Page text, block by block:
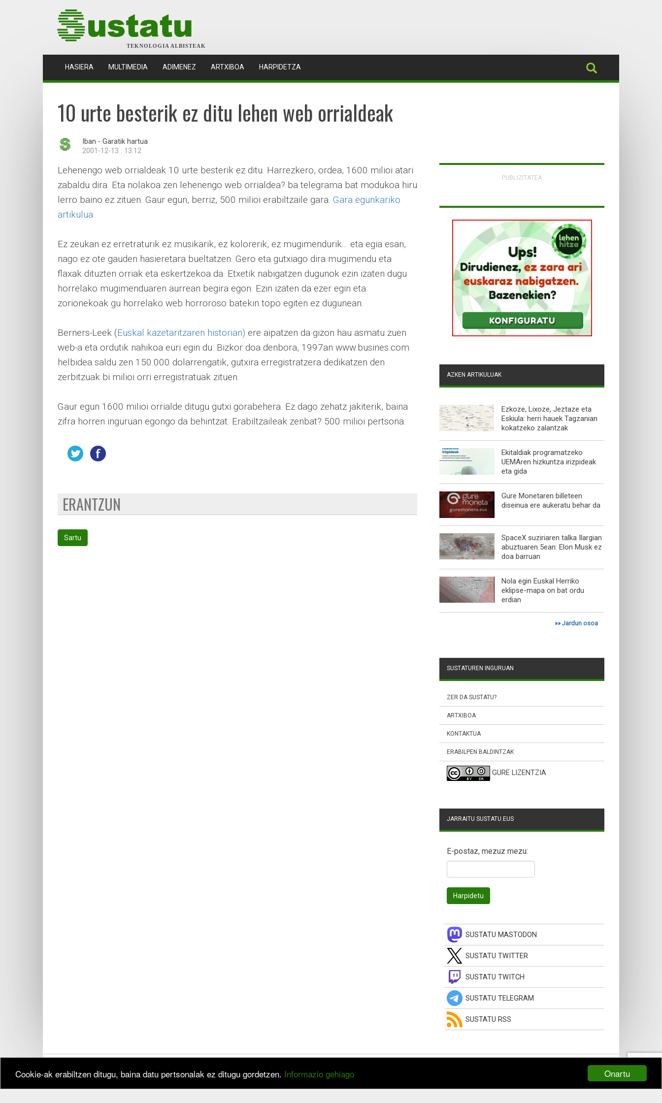
Onartu
Cookie-ak erabiltzen ditugu, baina datu pertsonalak ez ditugu gordetzen. Informazio gehiago
TEKNOLOGIA ALBISTEAK
HASIERA (CURRENT)
MULTIMEDIA ADIMENEZ ARTXIBOA HARPIDETZA
10 urte besterik ez ditu lehen web orrialdeak
Iban - Garatik hartua
2001-12-13 : 13:12
Lehenengo web orrialdeak 10 urte besterik ez ditu. Harrezkero, ordea, 1600 milioi atari
zabaldu dira. Eta nolakoa zen lehenengo web orrialdea? ba telegrama bat modukoa hiru
lerro baino ez zituen. Gaur egun, berriz, 500 milioi erabiltzaile gara. Gara egunkariko
artikulua
Ez zeukan ez erretraturik ez musikarik, ez kolorerik, ez mugimendurik... eta egia esan,
nago ez ote gauden hasieretara bueltatzen. Gero eta gutxiago dira mugimendu eta
flaxak dituzten orriak eta eskertzekoa da. Etxetik nabigatzen dugunok ezin izaten dugu
horrelako mugimenduaren aurrean begira egon. Ezin izaten da ezer egin eta
zorionekoak gu horrelako web horroroso batekin topo egiten ez dugunean.
Berners-Leek (Euskal kazetaritzaren historian) ere aipatzen da gizon hau asmatu zuen
web-a eta ordutik nahikoa euri egin du. Bizkor doa denbora, 1997an www.busines.com
helbidea saldu zen 150.000 dolarrengatik, gutxira erregistratzera dedikatzen den
zerbitzuak bi milioi orri erregistratuak zituen.
Gaur egun 1600 milioi orrialde ditugu gutxi gorabehera. Ez dago zehatz jakiterik, baina
zifra horren inguruan egongo da behintzat. Erabiltzaileak zenbat? 500 milioi pertsona.
ERANTZUN
Sartu
PUBLIZITATEA
AZKEN ARTIKULUAK
Ezkoze, Lixoze, Jeztaze eta
Eskiula: herri hauek Tagzanian
kokatzeko zalantzak
Ekitaldiak programatzeko
UEMAren hizkuntza irizpideak
eta gida
Gure Monetaren billeteen
diseinua ere aukeratu behar da
SpaceX suziriaren talka Ilargian
abuztuaren 5ean: Elon Musk ez
doa barruan
Nola egin Euskal Herriko
eklipse-mapa on bat ordu
erdian
»»Jardun osoa
SUSTATUREN INGURUAN
ZER DA SUSTATU?
ARTXIBOA
KONTAKTUA
ERABILPEN BALDINTZAK
GURE LIZENTZIA
JARRAITU SUSTATU.EUS
E-postaz, mezuz mezu:
SUSTATU MASTODON
SUSTATU TWITTER
SUSTATU TWITCH
SUSTATU TELEGRAM
SUSTATU RSS